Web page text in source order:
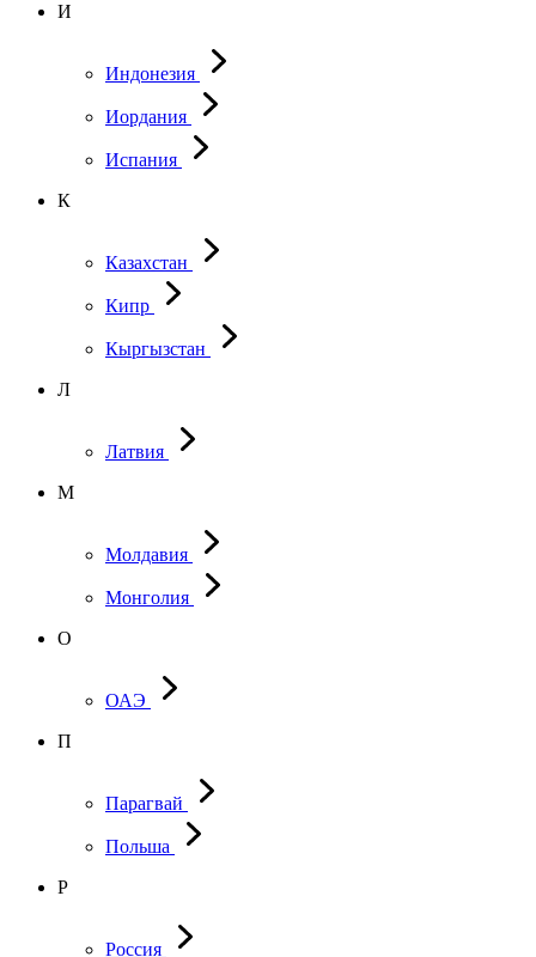
И
Индонезия
Иордания
Испания
К
Казахстан
Кипр
Кыргызстан
Л
Латвия
М
Молдавия
Монголия
О
ОАЭ
П
Парагвай
Польша
Р
Россия